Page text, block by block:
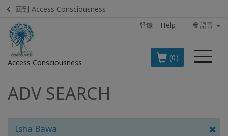
回到 Access Consciousness
登錄 Help 🌐 語言
Access Consciousness
菜
(0)
登
錄
的
ADV SEARCH
Isha Bawa